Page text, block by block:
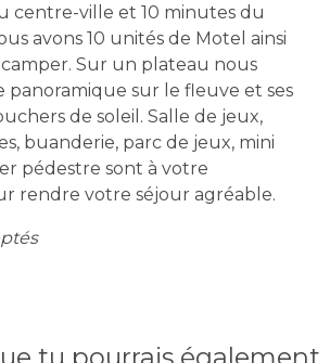
centre-ville et 10 minutes du
avons 10 unités de Motel ainsi
Sur un plateau nous
panoramique sur le fleuve et ses
de soleil. Salle de jeux,
buanderie, parc de jeux, mini
pédestre sont à votre
rendre votre séjour agréable.
tu pourrais également